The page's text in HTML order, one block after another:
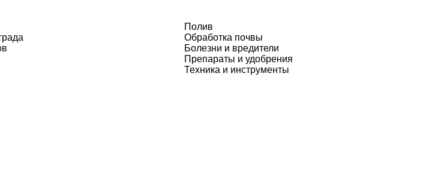
Полив
Обработка почвы
Болезни и вредители
Препараты и удобрения
Техника и инструменты